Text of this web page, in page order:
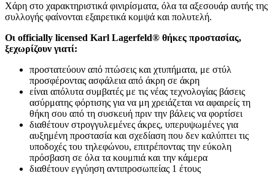
Χάρη στο χαρακτηριστικά φινιρίσματα, όλα τα αξεσουάρ αυτής της
συλλογής φαίνονται εξαιρετικά κομψά και πολυτελή.
Οι officially licensed Karl Lagerfeld® θήκες προστασίας,
ξεχωρίζουν γιατί:
προστατεύουν από πτώσεις και χτυπήματα, με στύλ
προσφέροντας ασφάλεια από άκρη σε άκρη
είναι απόλυτα συμβατές με τις νέας τεχνολογίας βάσεις
ασύρματης φόρτισης για να μη χρειάζεται να αφαιρείς τη
θήκη σου από τη συσκευή πριν την βάλεις να φορτίσει
διαθέτουν στρογγυλεμένες άκρες, υπερυψωμένες για
αυξημένη προστασία και σχεδίαση που δεν καλύπτει τις
υποδοχές του τηλεφώνου, επιτρέποντας την εύκολη
πρόσβαση σε όλα τα κουμπιά και την κάμερα
διαθέτουν εγγύηση αντιπροσωπείας 1 έτους